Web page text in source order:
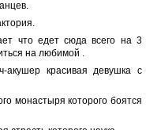
что едет сюда всего на 3
на любимой .
красивая девушка с
монастыря которого боятся